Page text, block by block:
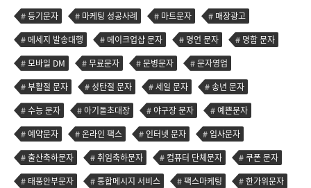
등기문자
마케팅 성공사례 마트문자
매장광고
메세지 발송대행
메이크업샵 문자 명언 문자
명함 문자
모바일 DM
무료문자 문병문자
문자영업
부활절 문자
성탄절 문자 세일 문자
송년 문자
수능 문자
아기돌초대장 야구장 문자
예쁜문자
예약문자
온라인 팩스 인터넷 문자
입사문자
출산축하문자
취임축하문자 컴퓨터 단체문자
쿠폰 문자
태풍안부문자
통합메시지 서비스 팩스마케팅 한가위문자